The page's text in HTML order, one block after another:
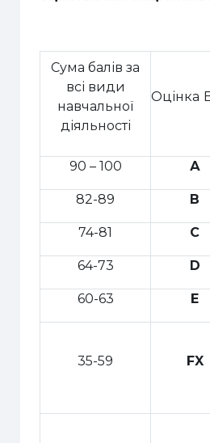
Сума балів за
всі види
навчальної
діяльності
Оцінка
90 – 100 А
82-89
В
74-81
С
64-73
D
60-63
Е
35-59 FX